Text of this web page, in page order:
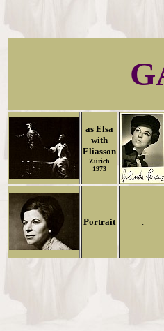
as Elsa
with
Eliasson
Zürich
1973
Portrait .